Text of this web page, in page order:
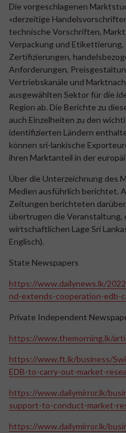
Die vorgeschlagenen
«derzeitige
technische Vorschriften,
Verpackung und
Zertifizierungen,
Anforderungen,
Vertriebskanäle und
ausgewählten Sektor für die
Region ab. Die Berichte zu
auch Einzelheiten zu den
identifizierten Ländern
können sri-lankische
ihren Marktanteil in der
Über die Unterzeichnung des
Medien ausführlich berichtet.
Zeitungen berichteten
übertrugen die Veranstaltung,
wirtschaftlichen Lage Sri
Englisch).
State Newspapers
https://www.dailynews.lk/
nd-extends-cooperation-edb-
Private Independent
https://www.themorning.lk/
https://www.ft.lk/business/
EDB-to-carry-out-market-
https://www.dailymirror.lk/
support-to-conduct-market-
https://www.dailymirror.lk/